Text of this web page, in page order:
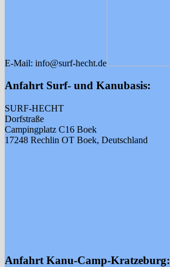
E-Mail: info@surf-hecht.de
Anfahrt Surf- und Kanubasis:
SURF-HECHT
Dorfstraße
Campingplatz C16 Boek
17248 Rechlin OT Boek, Deutschland
Anfahrt Kanu-Camp-Kratzeburg: